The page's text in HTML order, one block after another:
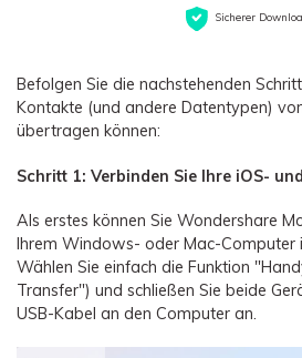
Sicherer
Befolgen Sie die nachstehenden
Kontakte (und andere Datentypen)
übertragen können:
Schritt 1: Verbinden Sie Ihre iOS-
Als erstes können Sie Wondershare
Ihrem Windows- oder Mac-Computer
Wählen Sie einfach die Funktion
Transfer") und schließen Sie beide
USB-Kabel an den Computer an.